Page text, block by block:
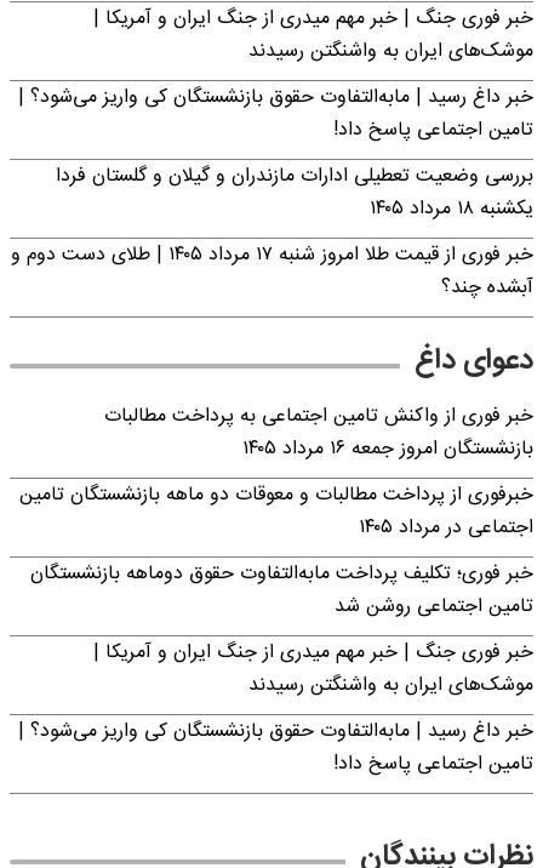
خبر فوری جنگ | خبر مهم میدری از جنگ ایران و آمریکا |
موشک‌های ایران به واشنگتن رسیدند
خبر داغ رسید | مابه‌التفاوت حقوق بازنشستگان کی واریز می‌شود؟ |
تامین اجتماعی پاسخ داد!
بررسی وضعیت تعطیلی ادارات مازندران و گیلان و گلستان فردا
یکشنبه ۱۸ مرداد ۱۴۰۵
خبر فوری از قیمت طلا امروز شنبه ۱۷ مرداد ۱۴۰۵ | طلای دست دوم و
آبشده چند؟
دعوای داغ
خبر فوری از واکنش تامین اجتماعی به پرداخت مطالبات
بازنشستگان امروز جمعه ۱۶ مرداد ۱۴۰۵
خبرفوری از پرداخت مطالبات و معوقات دو ماهه بازنشستگان تامین
اجتماعی در مرداد ۱۴۰۵
خبر فوری؛ تکلیف پرداخت مابه‌التفاوت حقوق دوماهه بازنشستگان
تامین اجتماعی روشن شد
خبر فوری جنگ | خبر مهم میدری از جنگ ایران و آمریکا |
موشک‌های ایران به واشنگتن رسیدند
خبر داغ رسید | مابه‌التفاوت حقوق بازنشستگان کی واریز می‌شود؟ |
تامین اجتماعی پاسخ داد!
نظرات بینندگان